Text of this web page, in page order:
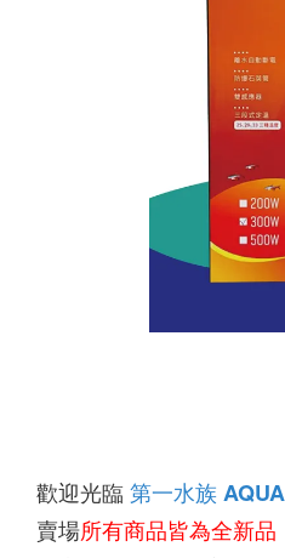
歡迎光臨 第一水族
賣場所有商品皆為全新品